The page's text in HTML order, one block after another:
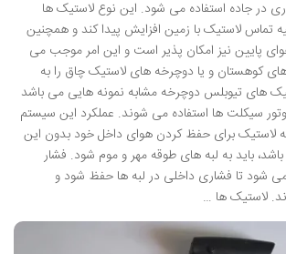
در جاده استفاده می شود. این نوع لاستیک ها
تماس لاستیک با زمین افزایش پیدا کند و همچنین
پایین نیز امکان پذیر است و این امر موجب می
کوهستان و یا دوچرخه های لاستیک چاق را به
های تیوبلس دوچرخه مشابه نمونه هایی می باشد
سیکلت ها استفاده می شوند. عملکرد این سیستم
لاستیک برای حفظ کردن هوای داخل خود بدون این
باید به لبه های طوقه مهر و موم شود. فشار
شود تا فشاری داخلی در لبه ها حفظ شود و
لاستیک ها …